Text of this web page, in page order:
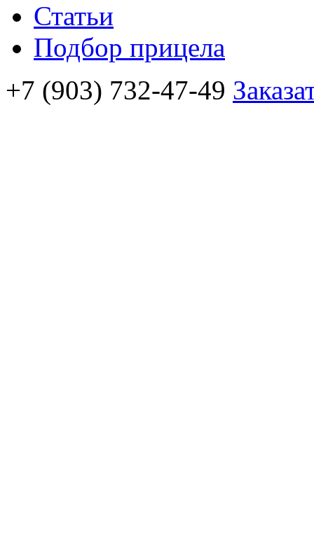
Статьи
Подбор прицела
+7 (903) 732-47-49